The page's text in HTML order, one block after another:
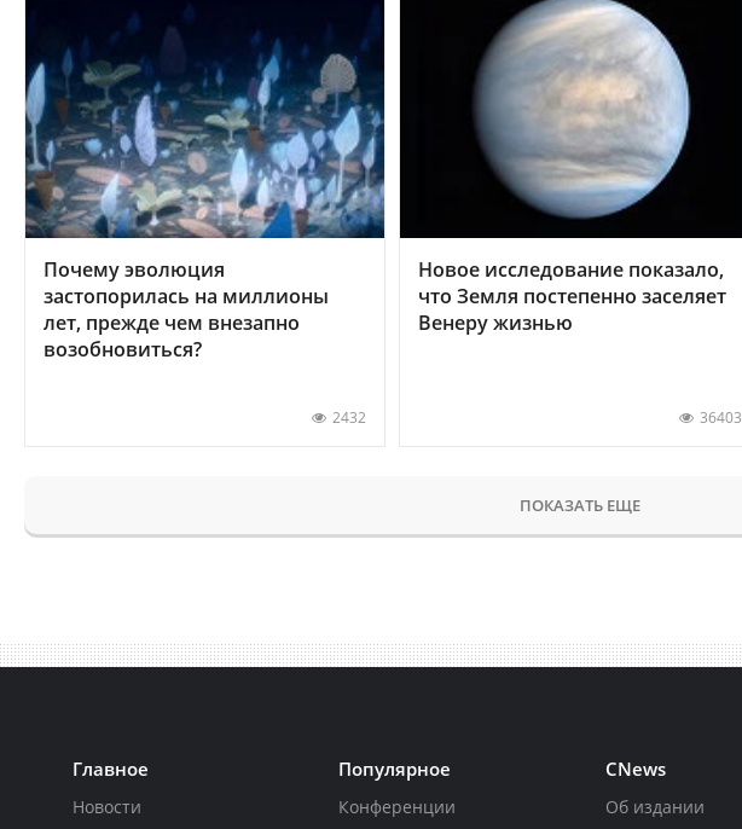
Почему эволюция
застопорилась на миллионы
лет, прежде чем внезапно
возобновиться?
2432
Новое исследование показало,
что Земля постепенно заселяет
Венеру жизнью
36403
ПОКАЗАТЬ ЕЩЕ
Главное
Новости
Популярное
Конференции
CNews
Об издании